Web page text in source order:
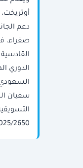
الدوري
2025/2650مباراة4أهداف18تمريرة حاسمة8بطاقات